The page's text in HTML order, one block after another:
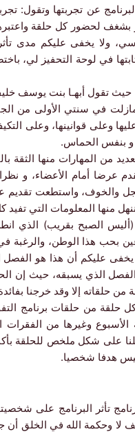
عن تجربتها وتقول:
بشغف لحضور كل حلقة
يخفى عليكم مدى تأثري
في لوحة التحفيز لي،
تقول أبهـا بنت يوسف
في سنتي الأولى من
وعلى قوانينها، وعلى
و بنفس الحماس.
من المهارات منها الثقة
عرضا أمام الأعضاء، و
والخوف، واستطعت
ننهل منها المعلومات التي
الصبح بقريب) الذي
بحب هذا الوطن، والرغبة
يخفى عليكم أن هذا هو
الذي يسبقه، حيث إن
حلقاته إلا وقد خرجنا
من حلقات برنامج
الأسبوع وغيرها من
على شكل ملخص للحلقة
هدفا شخصيا.
تأثر البرنامج على
وحكمة الله في الخلق أن